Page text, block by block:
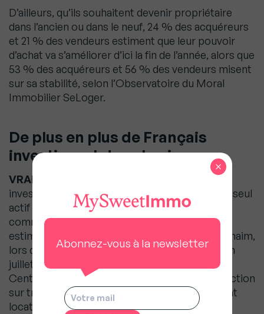
D’ailleurs, qu’ils souhaitent devenir propriétaire
dans l’ancien ou dans le neuf, 24 % des acquéreurs
et 21 % des vendeurs estiment que leur pouvoir
d’achat va s’améliorer d’ici la fin de l’année, alors que
53 % des acquéreurs et 56 % des vendeurs misent
sur sa stabilité, selon l’Observatoire du Moral
Immobilier SeLoger.
De plus en plus de Français
investissent dans la pierre
VRAI
investissement fiable et pérenne. L’immobilier, seul
actif dont la volatilité est faible, se confirme
comme une valeur refuge pour les Français », a
estimé Jean-Marc Torrollion, président de la Fnaim,
lors de la conférence de presse de mi-année en
juillet dernier. Même son de cloche du côté de
Century 21. Dans son réseau, près d’une transaction
sur trois (30,5 %) représente un investissement
locatif.
Abonnez-vous à la newsletter
×